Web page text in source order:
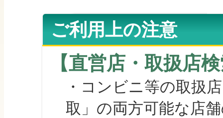
ご利用上の注意
【直営店・取扱店
・コンビニ等の取扱
取」の両方可能な店